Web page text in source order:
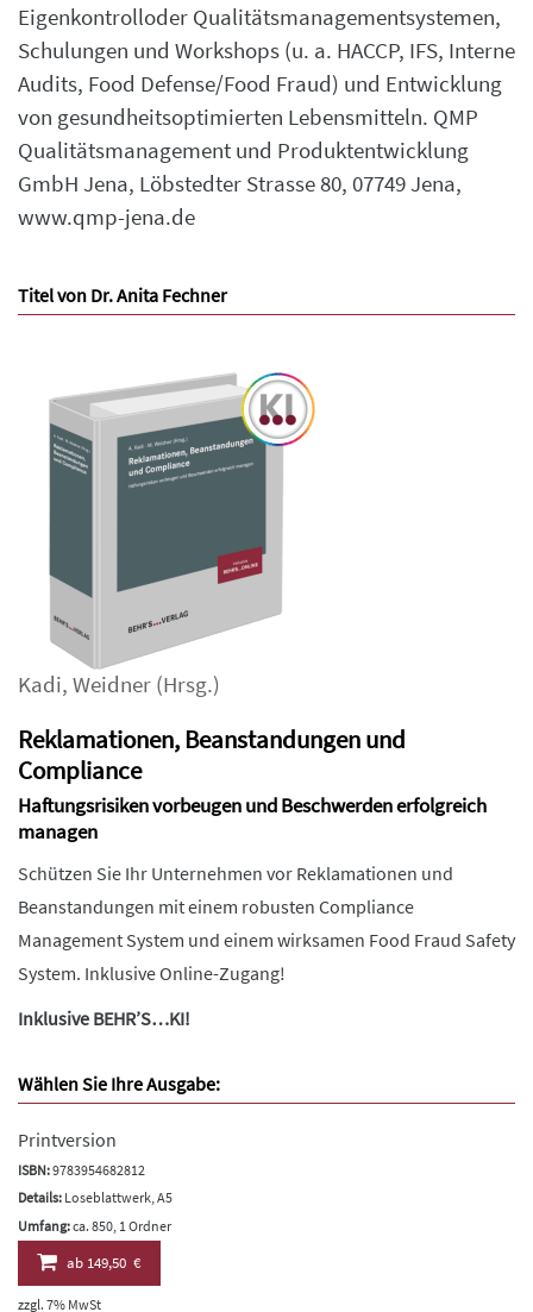
Eigenkontrolloder Qualitätsmanagementsystemen,
Schulungen und Workshops (u. a. HACCP, IFS, Interne
Audits, Food Defense/Food Fraud) und Entwicklung
von gesundheitsoptimierten Lebensmitteln. QMP
Qualitätsmanagement und Produktentwicklung
GmbH Jena, Löbstedter Strasse 80, 07749 Jena,
www.qmp-jena.de
Titel von Dr. Anita Fechner
Kadi, Weidner (Hrsg.)
Reklamationen, Beanstandungen und
Compliance
Haftungsrisiken vorbeugen und Beschwerden erfolgreich
managen
Schützen Sie Ihr Unternehmen vor Reklamationen und
Beanstandungen mit einem robusten Compliance
Management System und einem wirksamen Food Fraud Safety
System. Inklusive Online-Zugang!
Inklusive BEHR’S…KI!
Wählen Sie Ihre Ausgabe:
Printversion
ISBN:9783954682812
Details: Loseblattwerk, A5
Umfang:ca. 850, 1 Ordner
ab149,50 €
zzgl. 7% MwSt